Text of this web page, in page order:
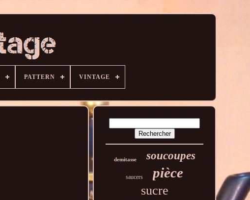
PATTERN VINTAGE
demitasse soucoupes
saucers pièce
sucre